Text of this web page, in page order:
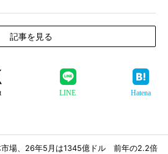
記事を見る
LINE Hatena
市場、26年5月は1345億ドル 前年の2.2倍